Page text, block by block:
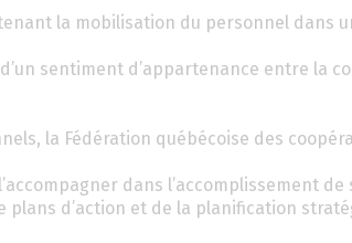
la mobilisation du personnel dans
sentiment d’appartenance entre la
la Fédération québécoise des
dans l’accomplissement de
d’action et de la planification